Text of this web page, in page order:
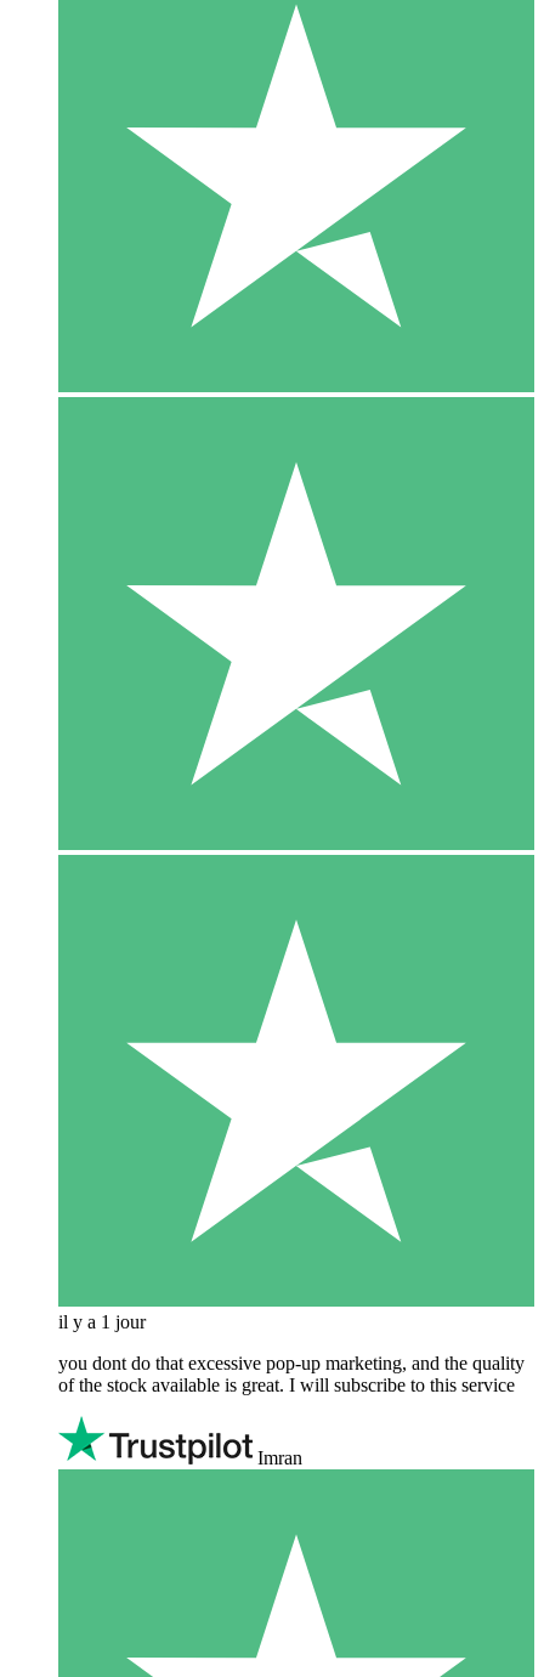
il y a 1 jour
you dont do that excessive pop-up marketing, and the quality
of the stock available is great. I will subscribe to this service
Imran